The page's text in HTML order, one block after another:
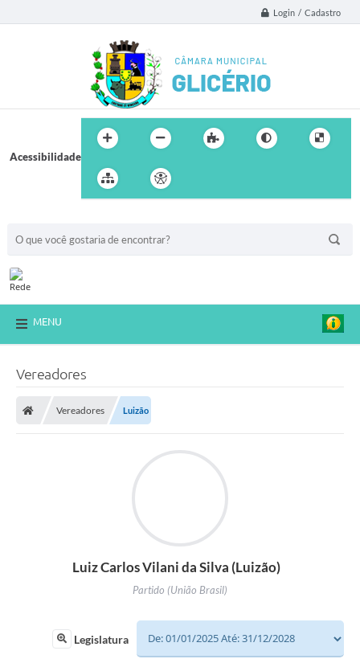
Login / Cadastro
Acessibilidade
MENU
Vereadores
Vereadores Luizão
Luiz Carlos Vilani da Silva (Luizão)
Partido (União Brasil)
Legislatura